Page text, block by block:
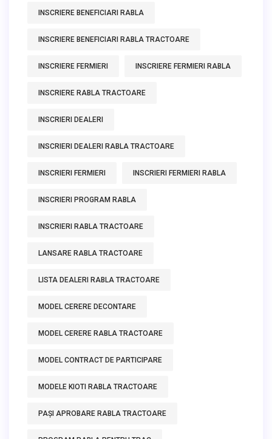
INSCRIERE BENEFICIARI RABLA
INSCRIERE BENEFICIARI RABLA TRACTOARE
INSCRIERE FERMIERI INSCRIERE FERMIERI RABLA
INSCRIERE RABLA TRACTOARE
INSCRIERI DEALERI
INSCRIERI DEALERI RABLA TRACTOARE
INSCRIERI FERMIERI INSCRIERI FERMIERI RABLA
INSCRIERI PROGRAM RABLA
INSCRIERI RABLA TRACTOARE
LANSARE RABLA TRACTOARE
LISTA DEALERI RABLA TRACTOARE
MODEL CERERE DECONTARE
MODEL CERERE RABLA TRACTOARE
MODEL CONTRACT DE PARTICIPARE
MODELE KIOTI RABLA TRACTOARE
PAȘI APROBARE RABLA TRACTOARE